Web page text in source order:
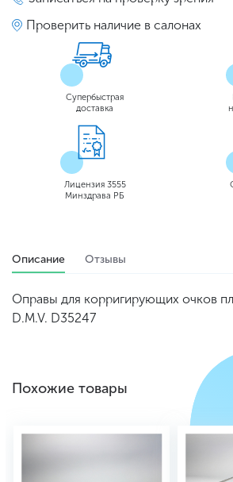
Проверить наличие в салонах
Супербыстрая
доставка
Лицензия 3555
Минздрава РБ
Описание Отзывы
Оправы для корригирующих очков
D.M.V. D35247
Похожие товары